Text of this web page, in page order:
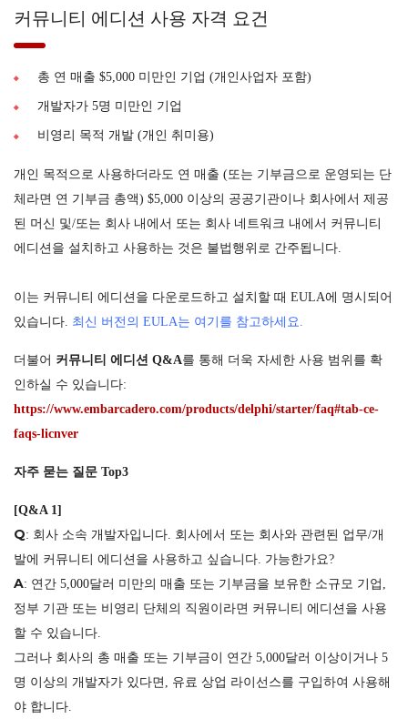
커뮤니티 에디션 사용 자격 요건
총 연 매출 $5,000 미만인 기업 (개인사업자 포함)
개발자가 5명 미만인 기업
비영리 목적 개발 (개인 취미용)
개인 목적으로 사용하더라도 연 매출 (또는 기부금으로 운영되는 단
체라면 연 기부금 총액) $5,000 이상의 공공기관이나 회사에서 제공
된 머신 및/또는 회사 내에서 또는 회사 네트워크 내에서 커뮤니티
에디션을 설치하고 사용하는 것은 불법행위로 간주됩니다.
이는 커뮤니티 에디션을 다운로드하고 설치할 때 EULA에 명시되어
있습니다. 최신 버전의 EULA는 여기를 참고하세요.
더불어 커뮤니티 에디션 Q&A를 통해 더욱 자세한 사용 범위를 확
인하실 수 있습니다:
https://www.embarcadero.com/products/delphi/starter/faq#tab-ce-
faqs-licnver
자주 묻는 질문 Top3
[Q&A 1]
Q: 회사 소속 개발자입니다. 회사에서 또는 회사와 관련된 업무/개
발에 커뮤니티 에디션을 사용하고 싶습니다. 가능한가요?
A: 연간 5,000달러 미만의 매출 또는 기부금을 보유한 소규모 기업,
정부 기관 또는 비영리 단체의 직원이라면 커뮤니티 에디션을 사용
할 수 있습니다.
그러나 회사의 총 매출 또는 기부금이 연간 5,000달러 이상이거나 5
명 이상의 개발자가 있다면, 유료 상업 라이선스를 구입하여 사용해
야 합니다.